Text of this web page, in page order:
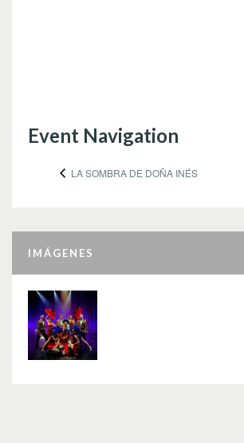
Event Navigation
LA SOMBRA DE DOÑA INÉS
IMÁGENES